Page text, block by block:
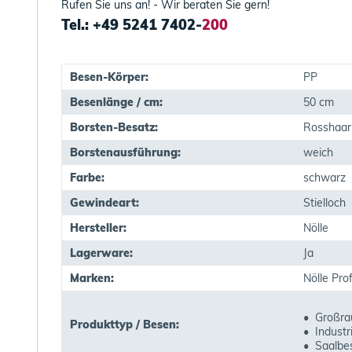
Rufen Sie uns an! - Wir beraten Sie gern!
Tel.: +49 5241 7402-200
Besen-Körper:
PP
Besenlänge / cm:
50 cm
Borsten-Besatz:
Rosshaar
Borstenausführung:
weich
Farbe:
schwarz
Gewindeart:
Stielloch
Hersteller:
Nölle
Lagerware:
Ja
Marken:
Nölle
Produkttyp / Besen:
•
•
•